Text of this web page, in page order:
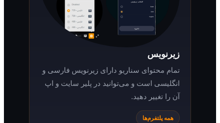
تمام محتوای سناریو دارای زیرنویس فارسی و
انگلیسی است و می‌توانید در پلیر سایت و اپ
آن را تغییر دهید.
همه پلتفرم‌ها